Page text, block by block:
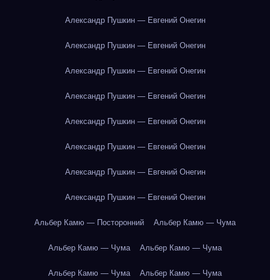
Александр Пушкин — Евгений Онегин
Александр Пушкин — Евгений Онегин
Александр Пушкин — Евгений Онегин
Александр Пушкин — Евгений Онегин
Александр Пушкин — Евгений Онегин
Александр Пушкин — Евгений Онегин
Александр Пушкин — Евгений Онегин
Александр Пушкин — Евгений Онегин
Альбер Камю — Посторонний Альбер Камю — Чума
Альбер Камю — Чума Альбер Камю — Чума
Альбер Камю — Чума Альбер Камю — Чума